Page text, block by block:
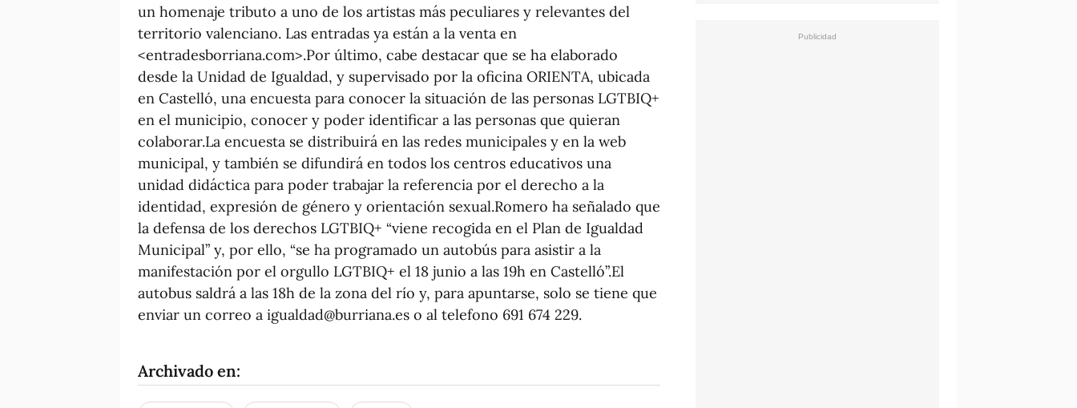
un homenaje tributo a uno de los artistas más peculiares y relevantes del
territorio valenciano. Las entradas ya están a la venta en
<entradesborriana.com>.Por último, cabe destacar que se ha elaborado
desde la Unidad de Igualdad, y supervisado por la oficina ORIENTA, ubicada
en Castelló, una encuesta para conocer la situación de las personas LGTBIQ+
en el municipio, conocer y poder identificar a las personas que quieran
colaborar.La encuesta se distribuirá en las redes municipales y en la web
municipal, y también se difundirá en todos los centros educativos una
unidad didáctica para poder trabajar la referencia por el derecho a la
identidad, expresión de género y orientación sexual.Romero ha señalado que
la defensa de los derechos LGTBIQ+ “viene recogida en el Plan de Igualdad
Municipal” y, por ello, “se ha programado un autobús para asistir a la
manifestación por el orgullo LGTBIQ+ el 18 junio a las 19h en Castelló”.El
autobus saldrá a las 18h de la zona del río y, para apuntarse, solo se tiene que
enviar un correo a igualdad@burriana.es o al telefono 691 674 229.
Archivado en: